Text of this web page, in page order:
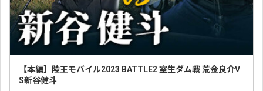
【本編】陸王モバイル2023 BATTLE2 室生ダム戦 荒金良介V
S新谷健斗